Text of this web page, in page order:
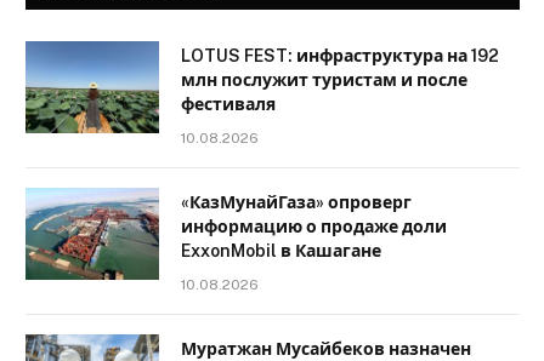
LOTUS FEST: инфраструктура на 192
млн послужит туристам и после
фестиваля
10.08.2026
«КазМунайГаза» опроверг
информацию о продаже доли
ExxonMobil в Кашагане
10.08.2026
Муратжан Мусайбеков назначен